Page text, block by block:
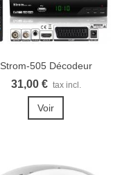
Strom-505 Décodeur
terrestre TNT...
31,00 € tax incl.
Voir